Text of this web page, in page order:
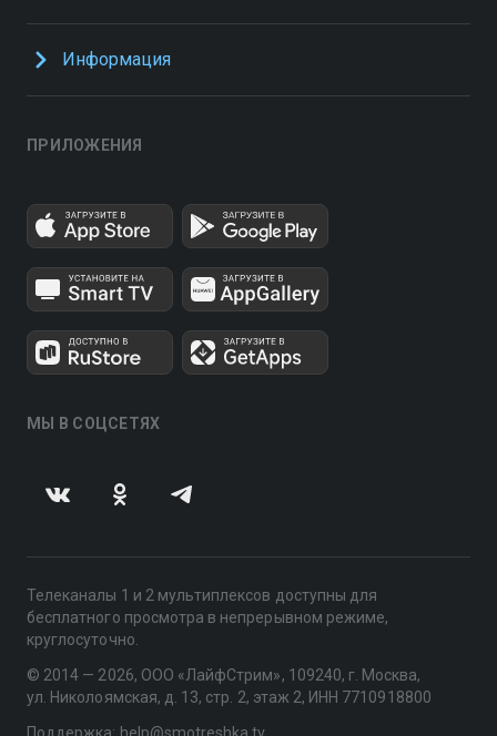
Информация
ПРИЛОЖЕНИЯ
МЫ В СОЦСЕТЯХ
Телеканалы 1 и 2 мультиплексов доступны для
бесплатного просмотра в непрерывном режиме,
круглосуточно.
© 2014 — 2026, ООО «ЛайфСтрим», 109240, г. Москва,
ул. Николоямская, д. 13, стр. 2, этаж 2, ИНН 7710918800